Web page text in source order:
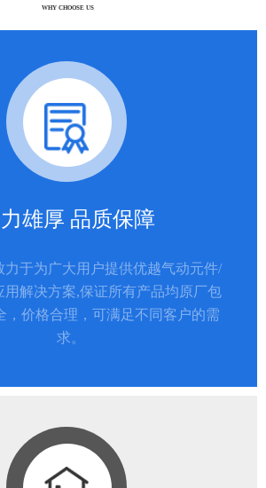
WHY CHOOSE US
雄厚 品质保障
力于为广大用户提供优越气动元件/
用解决方案,保证所有产品均原厂包
，价格合理，可满足不同客户的需
求。